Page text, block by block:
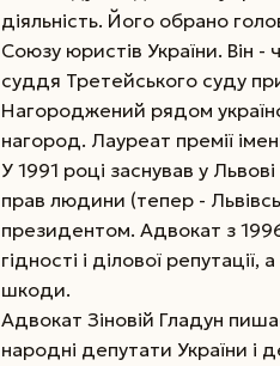
діяльність. Його обрано
Союзу юристів України. Він -
суддя Третейського суду
Нагороджений рядом
нагород. Лауреат премії
У 1991 році заснував у
прав людини (тепер -
президентом. Адвокат з
гідності і ділової
шкоди.
Адвокат Зіновій Гладун
народні депутати України і